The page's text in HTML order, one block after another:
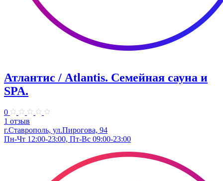
Атлантис / Atlantis. Семейная сауна и
SPA.
0
1 отзыв
г.Ставрополь, ул.Пирогова, 94
Пн-Чт 12:00-23:00, Пт-Вс 09:00-23:00